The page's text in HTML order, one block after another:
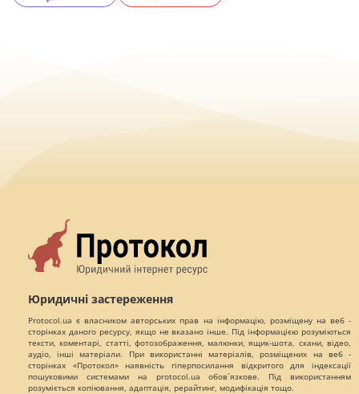
Юридичні застереження
Protocol.ua є власником авторських прав на інформацію, розміщену на веб -
сторінках даного ресурсу, якщо не вказано інше. Під інформацією розуміються
тексти, коментарі, статті, фотозображення, малюнки, ящик-шота, скани, відео,
аудіо, інші матеріали. При використанні матеріалів, розміщених на веб -
сторінках «Протокол» наявність гіперпосилання відкритого для індексації
пошуковими системами на protocol.ua обов`язкове. Під використанням
розуміється копіювання, адаптація, рерайтинг, модифікація тощо.